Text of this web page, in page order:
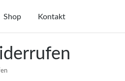
Shop Kontakt